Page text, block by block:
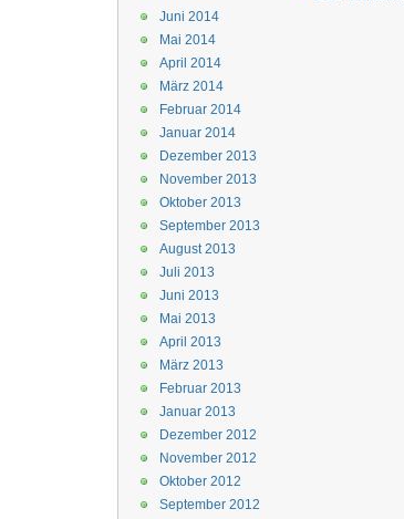
Juni 2014
Mai 2014
April 2014
März 2014
Februar 2014
Januar 2014
Dezember 2013
November 2013
Oktober 2013
September 2013
August 2013
Juli 2013
Juni 2013
Mai 2013
April 2013
März 2013
Februar 2013
Januar 2013
Dezember 2012
November 2012
Oktober 2012
September 2012